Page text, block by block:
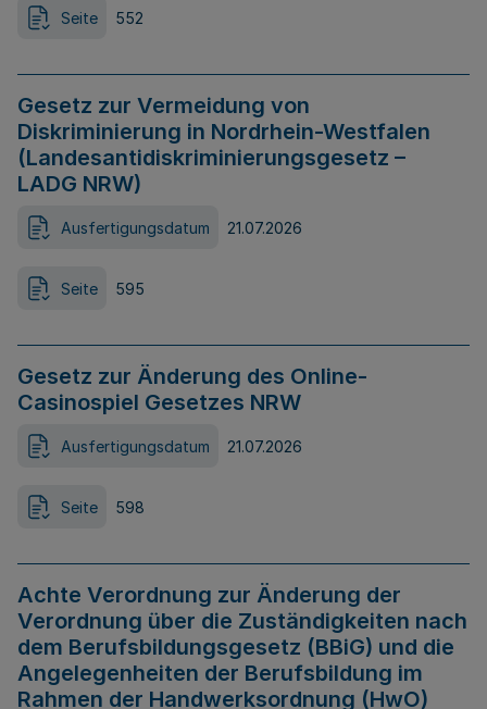
Seite 552
Gesetz zur Vermeidung von
Diskriminierung in Nordrhein-Westfalen
(Landesantidiskriminierungsgesetz –
LADG NRW)
Ausfertigungsdatum 21.07.2026
Seite 595
Gesetz zur Änderung des Online-
Casinospiel Gesetzes NRW
Ausfertigungsdatum 21.07.2026
Seite 598
Achte Verordnung zur Änderung der
Verordnung über die Zuständigkeiten nach
dem Berufsbildungsgesetz (BBiG) und die
Angelegenheiten der Berufsbildung im
Rahmen der Handwerksordnung (HwO)